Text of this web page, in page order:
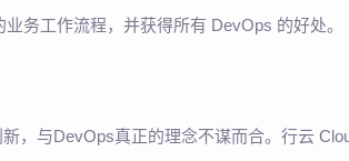
务工作流程，并获得所有 DevOps 的好处。
，与DevOps真正的理念不谋而合。行云